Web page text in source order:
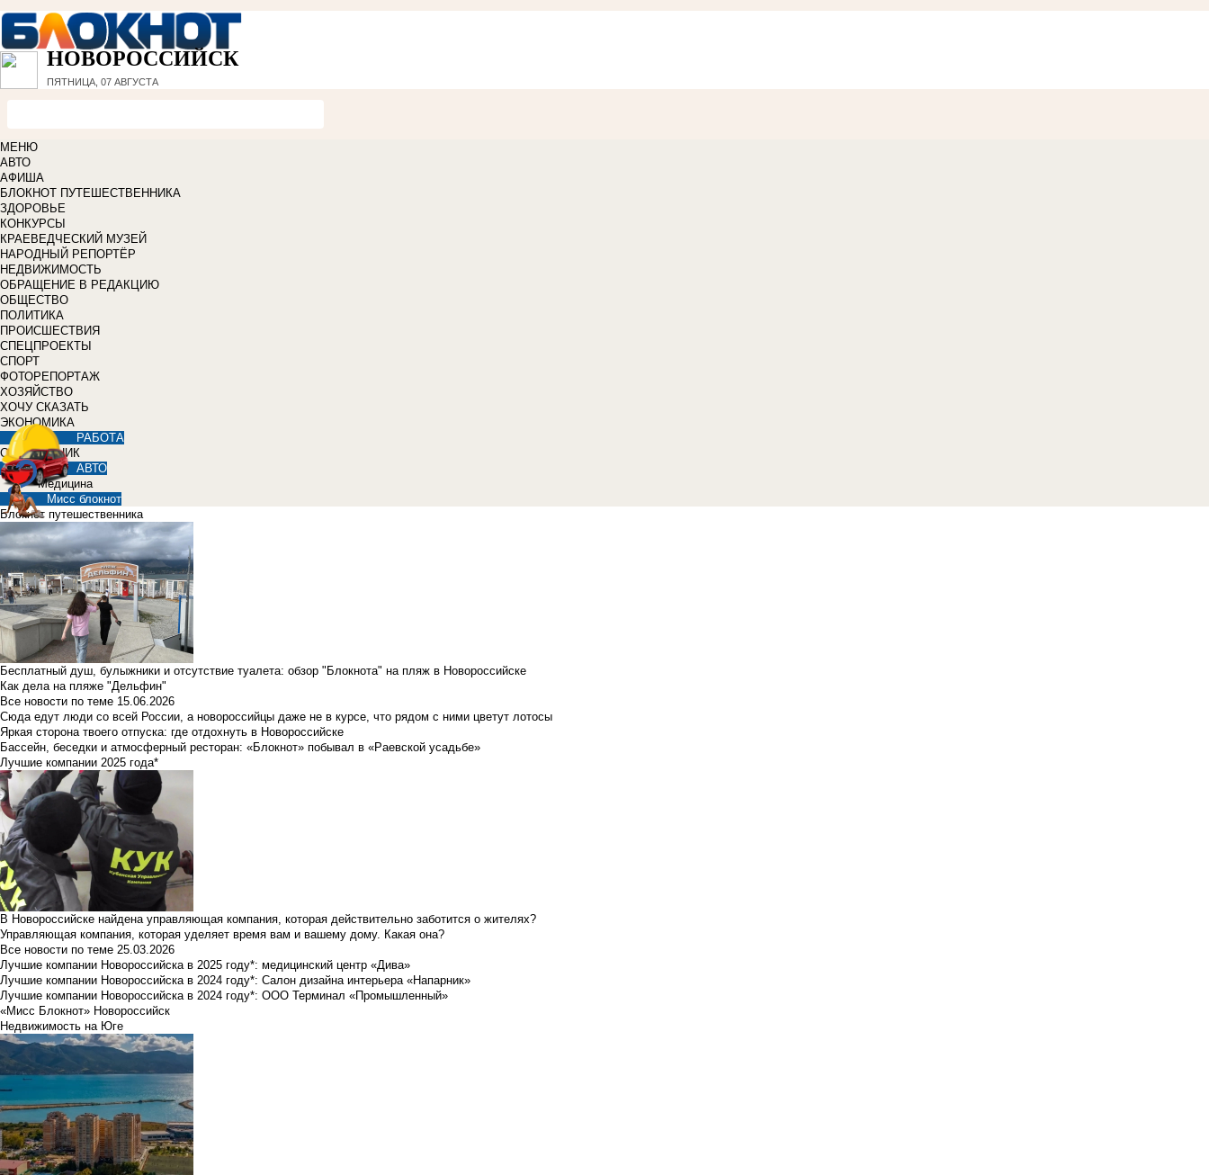
НОВОРОССИЙСК
ПЯТНИЦА, 07 АВГУСТА
МЕНЮ
АВТО
АФИША
БЛОКНОТ ПУТЕШЕСТВЕННИКА
ЗДОРОВЬЕ
КОНКУРСЫ
КРАЕВЕДЧЕСКИЙ МУЗЕЙ
НАРОДНЫЙ РЕПОРТЁР
НЕДВИЖИМОСТЬ
ОБРАЩЕНИЕ В РЕДАКЦИЮ
ОБЩЕСТВО
ПОЛИТИКА
ПРОИСШЕСТВИЯ
СПЕЦПРОЕКТЫ
СПОРТ
ФОТОРЕПОРТАЖ
ХОЗЯЙСТВО
ХОЧУ СКАЗАТЬ
ЭКОНОМИКА
РАБОТА
СПРАВОЧНИК
АВТО
Медицина
Мисс блокнот
Блокнот путешественника
Бесплатный душ, булыжники и отсутствие туалета: обзор "Блокнота" на пляж в Новороссийске
Как дела на пляже "Дельфин"
Все новости по теме 15.06.2026
Сюда едут люди со всей России, а новороссийцы даже не в курсе, что рядом с ними цветут лотосы
Яркая сторона твоего отпуска: где отдохнуть в Новороссийске
Бассейн, беседки и атмосферный ресторан: «Блокнот» побывал в «Раевской усадьбе»
Лучшие компании 2025 года*
В Новороссийске найдена управляющая компания, которая действительно заботится о жителях?
Управляющая компания, которая уделяет время вам и вашему дому. Какая она?
Все новости по теме 25.03.2026
Лучшие компании Новороссийска в 2025 году*: медицинский центр «Дива»
Лучшие компании Новороссийска в 2024 году*: Салон дизайна интерьера «Напарник»
Лучшие компании Новороссийска в 2024 году*: ООО Терминал «Промышленный»
«Мисс Блокнот» Новороссийск
Недвижимость на Юге